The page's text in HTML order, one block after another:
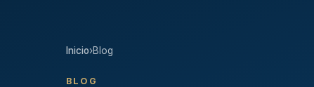
Inicio›Blog
BLOG